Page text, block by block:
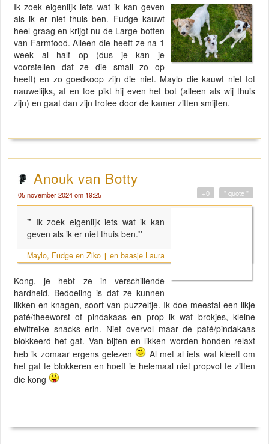
Ik zoek eigenlijk iets wat ik kan geven
als ik er niet thuis ben. Fudge kauwt
heel graag en krijgt nu de Large botten
van Farmfood. Alleen die heeft ze na 1
week al half op (dus je kan je
voorstellen dat ze die small zo op
heeft) en zo goedkoop zijn die niet. Maylo die kauwt niet tot
nauwelijks, af en toe pikt hij even het bot (alleen als wij thuis
zijn) en gaat dan zijn trofee door de kamer zitten smijten.
Anouk van Botty
05 november 2024 om 19:25 " quote "
+0
" Ik zoek eigenlijk iets wat ik kan
geven als ik er niet thuis ben."
Maylo, Fudge en Ziko † en baasje Laura
Kong, je hebt ze in verschillende
hardheid. Bedoeling is dat ze kunnen
likken en knagen, soort van puzzeltje. Ik doe meestal een likje
paté/theeworst of pindakaas en prop ik wat brokjes, kleine
eiwitreike snacks erin. Niet overvol maar de paté/pindakaas
blokkeerd het gat. Van bijten en likken worden honden relaxt
heb ik zomaar ergens gelezen
Al met al iets wat kleeft om
het gat te blokkeren en hoeft ie helemaal niet propvol te zitten
die kong